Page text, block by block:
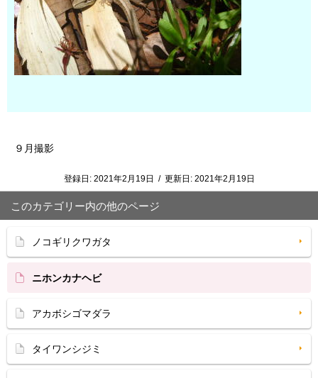
９月撮影
登録日: 2021年2月19日 / 更新日: 2021年2月19日
このカテゴリー内の他のページ
ノコギリクワガタ
ニホンカナヘビ
アカボシゴマダラ
タイワンシジミ